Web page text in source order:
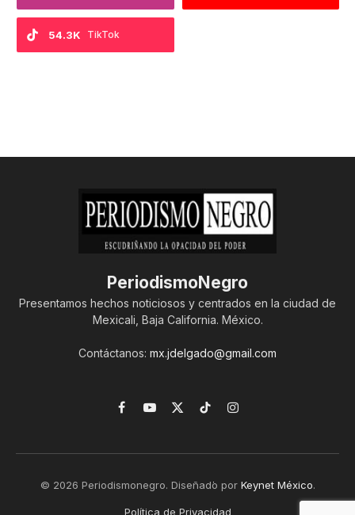
TikTok
54.3K
PeriodismoNegro
Presentamos hechos noticiosos y centrados en la ciudad de
Mexicali, Baja California. México.
Contáctanos: mx.jdelgado@gmail.com
Facebook
YouTube
X
TikTokInstagram
© 2026 Periodismonegro. Diseñado por Keynet México.
Política de Privacidad